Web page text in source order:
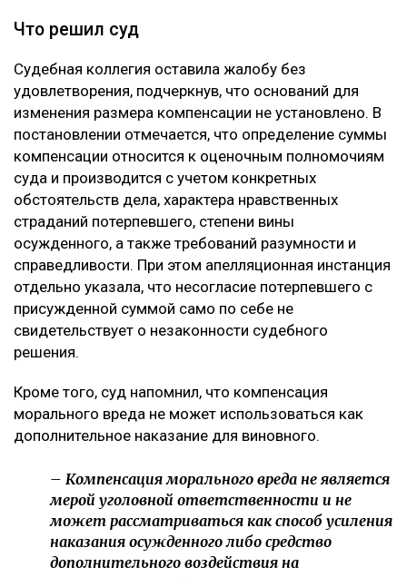
Что решил суд
Судебная коллегия оставила жалобу без
удовлетворения, подчеркнув, что оснований для
изменения размера компенсации не установлено. В
постановлении отмечается, что определение суммы
компенсации относится к оценочным полномочиям
суда и производится с учетом конкретных
обстоятельств дела, характера нравственных
страданий потерпевшего, степени вины
осужденного, а также требований разумности и
справедливости. При этом апелляционная инстанция
отдельно указала, что несогласие потерпевшего с
присужденной суммой само по себе не
свидетельствует о незаконности судебного
решения.
Кроме того, суд напомнил, что компенсация
морального вреда не может использоваться как
дополнительное наказание для виновного.
– Компенсация морального вреда не является
мерой уголовной ответственности и не
может рассматриваться как способ усиления
наказания осужденного либо средство
дополнительного воздействия на